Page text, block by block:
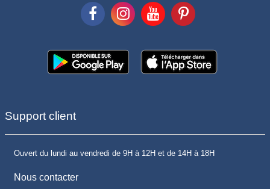
Support client
Ouvert du lundi au vendredi de 9H à 12H et de 14H à 18H
Nous contacter